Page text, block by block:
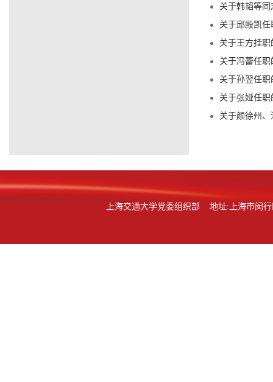
关于韩韬等同
关于邱殿凯任
关于王方挂职
关于冯蕾任职
关于孙翌任职
关于张娅任职
关于颜徐州、
上海交通大学党委组织部 地址:上海市闵